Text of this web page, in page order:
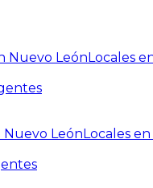
Nuevo LeónLocales
Nuevo LeónLocales